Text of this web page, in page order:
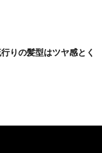
りの髪型はツヤ感とく